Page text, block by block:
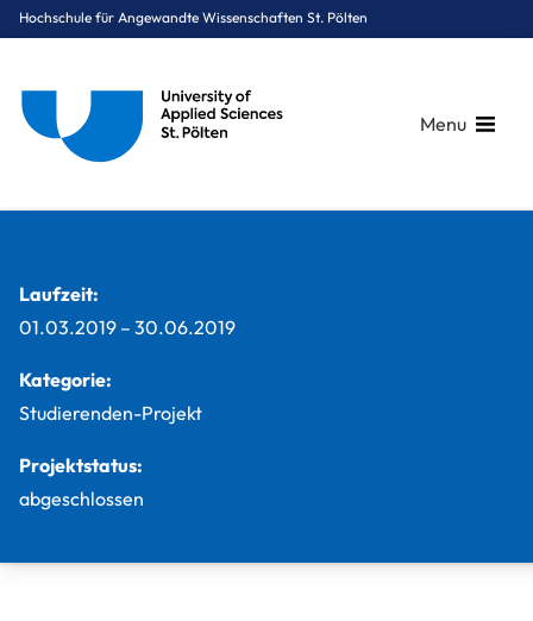
Hochschule für Angewandte Wissenschaften St. Pölten
Menu
Laufzeit:
01.03.2019 – 30.06.2019
Kategorie:
Studierenden-Projekt
Projektstatus:
abgeschlossen